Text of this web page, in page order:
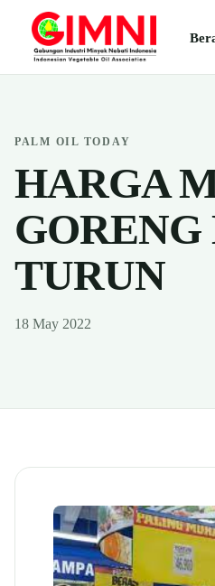
PALM OIL TODAY
HARGA
TURUN
18 May 2022